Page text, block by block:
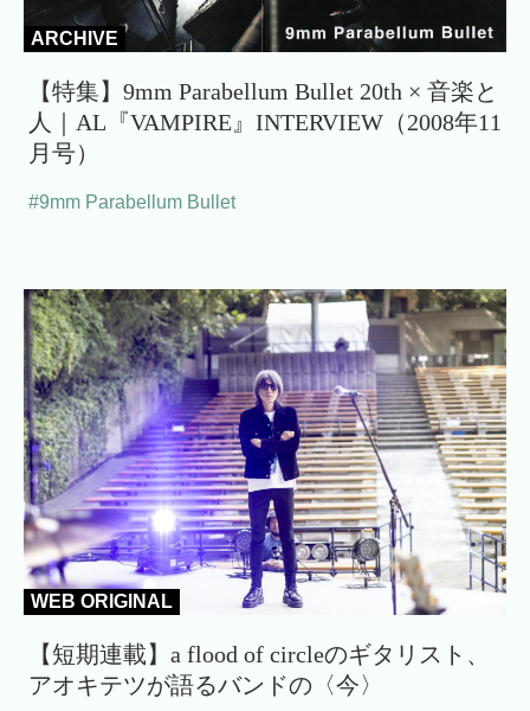
ARCHIVE
【特集】9mm Parabellum Bullet 20th × 音楽と
人｜AL『VAMPIRE』INTERVIEW（2008年11
月号）
#9mm Parabellum Bullet
WEB ORIGINAL
【短期連載】a flood of circleのギタリスト、
アオキテツが語るバンドの〈今〉